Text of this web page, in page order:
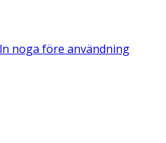
noga före användning